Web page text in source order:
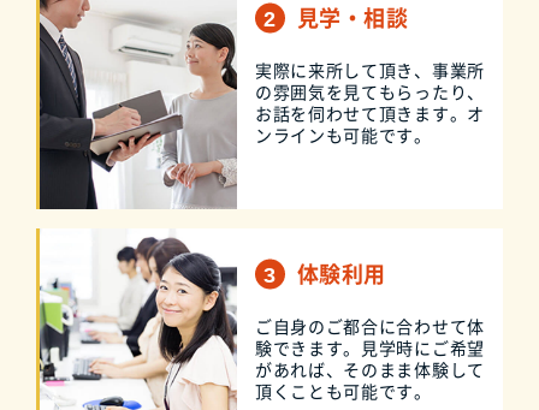
見学・相談
実際に来所して頂き、事業所
の雰囲気を見てもらったり、
お話を伺わせて頂きます。オ
ンラインも可能です。
体験利用
ご自身のご都合に合わせて体
験できます。見学時にご希望
があれば、そのまま体験して
頂くことも可能です。